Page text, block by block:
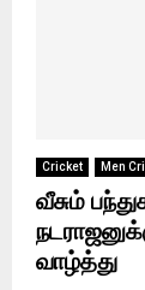
Cricket Men
வீசும்
வாழ்த்து